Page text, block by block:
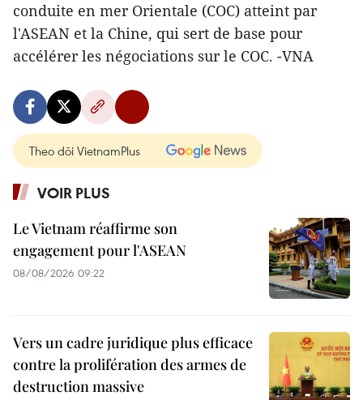
conduite en mer Orientale (COC) atteint par
l'ASEAN et la Chine, qui sert de base pour
accélérer les négociations sur le COC. -VNA
Theo dõi VietnamPlus
VOIR PLUS
Le Vietnam réaffirme son
engagement pour l'ASEAN
08/08/2026 09:22
Vers un cadre juridique plus efficace
contre la prolifération des armes de
destruction massive